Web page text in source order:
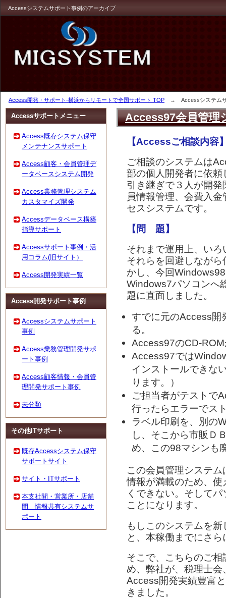
Accessシステムサポート事例のアーカイブ
Access開発・サポート-横浜からリモートで全国サポート TOP → Accessシステムサ
Access97会員管理
【Accessご相談内容
ご相談のシステムは
部の個人開発者に依
引き継ぎで３人が開
員情報管理、会費入
セスシステムです。
【問 題】
それまで運用上、い
それらを回避しなが
かし、今回
Windows7パソコンへ
題に直面しました。
すでに元のAccess開
る。
Access97のCD-
Access97では
インストールできな
ります。）
ご担当者がテストで
行ったらエラーでス
ラベル印刷を、別の
し、そこから市販Ｄ
め、この98マシンも
この会員管理システ
情報が満載のため、
くできない。そして
ことになります。
もしこのシステムを
と、本稼働までにさ
そこで、こちらのご
め、弊社が、税理士
Access開発実績豊富
きました。
Accessサポートメニュー
Access既存システム保守
メンテナンスサポート
Access顧客・会員管理デ
ータベースシステム開発
Access業務管理システム
カスタマイズ開発
Accessデータベース構築
指導サポート
Accessサポート事例・活
用コラム(旧サイト）
Access開発実績一覧
Access開発サポート事例
Accessシステムサポート
事例
Access業務管理開発サポ
ート事例
Access顧客情報・会員管
理開発サポート事例
未分類
その他ITサポート
既存Accessシステム保守
サポートサイト
サイト・ITサポート
本支社間・営業所・店舗
間 情報共有システムサ
ポート